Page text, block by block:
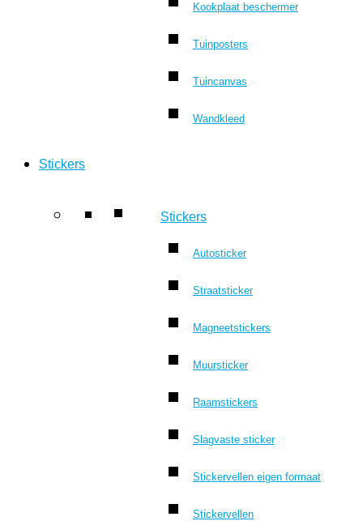
Kookplaat beschermer
Tuinposters
Tuincanvas
Wandkleed
Stickers
Stickers
Autosticker
Straatsticker
Magneetstickers
Muursticker
Raamstickers
Slagvaste sticker
Stickervellen eigen formaat
Stickervellen